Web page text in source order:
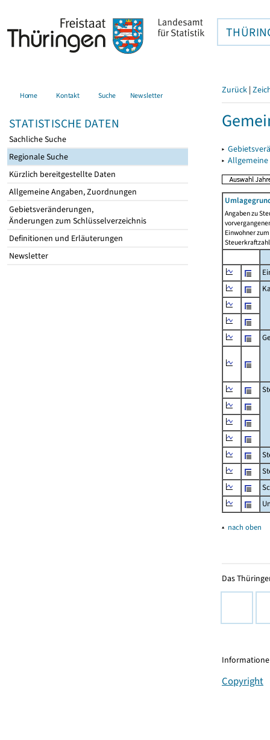
Home Kontakt Suche Newsletter
STATISTISCHE DATEN
Sachliche Suche
Regionale Suche
Kürzlich bereitgestellte Daten
Allgemeine Angaben, Zuordnungen
Gebietsveränderungen,
Änderungen zum Schlüsselverzeichnis
Definitionen und Erläuterungen
Newsletter
Zurück |
▸
▸
Angaben zu
Einwohner
▴ nach oben
Das
Copyright